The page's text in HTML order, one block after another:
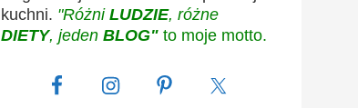
kuchni. "Różni LUDZIE, różne
DIETY, jeden BLOG" to moje motto.